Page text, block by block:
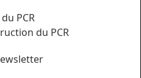
PCR
du PCR